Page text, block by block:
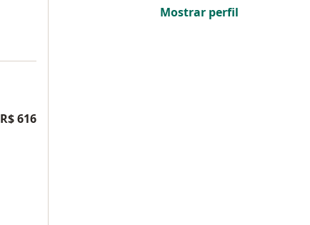
R$ 616
Mostrar perfil